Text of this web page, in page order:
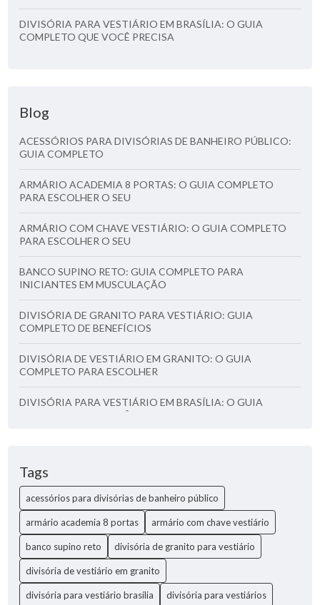
DIVISÓRIA PARA VESTIÁRIO EM BRASÍLIA: O GUIA
COMPLETO QUE VOCÊ PRECISA
Blog
ACESSÓRIOS PARA DIVISÓRIAS DE BANHEIRO PÚBLICO:
GUIA COMPLETO
ARMÁRIO ACADEMIA 8 PORTAS: O GUIA COMPLETO
PARA ESCOLHER O SEU
ARMÁRIO COM CHAVE VESTIÁRIO: O GUIA COMPLETO
PARA ESCOLHER O SEU
BANCO SUPINO RETO: GUIA COMPLETO PARA
INICIANTES EM MUSCULAÇÃO
DIVISÓRIA DE GRANITO PARA VESTIÁRIO: GUIA
COMPLETO DE BENEFÍCIOS
DIVISÓRIA DE VESTIÁRIO EM GRANITO: O GUIA
COMPLETO PARA ESCOLHER
DIVISÓRIA PARA VESTIÁRIO EM BRASÍLIA: O GUIA
COMPLETO QUE VOCÊ PRECISA
DIVISÓRIAS DE BANHEIRO: GUIA COMPLETO PARA
ESCOLHER A MELHOR OPÇÃO
DIVISÓRIAS DE BANHEIRO: O GUIA COMPLETO PARA
ESCOLHER A MELHOR OPÇÃO
SANITÁRIO: GUIA COMPLETO
Tags
acessórios para divisórias de banheiro público
armário academia 8 portas armário com chave vestiário
banco supino reto divisória de granito para vestiário
divisória de vestiário em granito
divisória para vestiário brasília divisória para vestiários